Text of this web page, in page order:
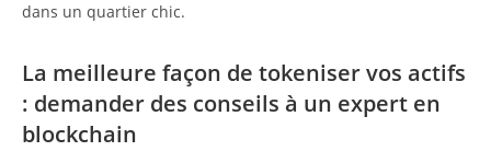
dans un quartier chic.
La meilleure façon de tokeniser vos actifs
: demander des conseils à un expert en
blockchain